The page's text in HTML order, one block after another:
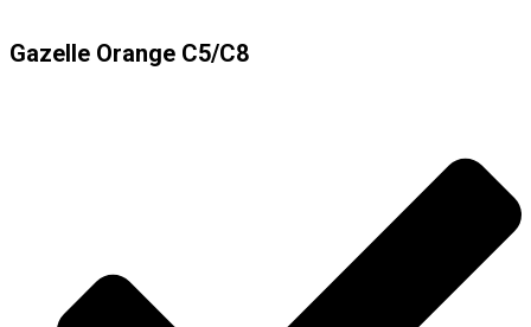
Gazelle Orange C5/C8